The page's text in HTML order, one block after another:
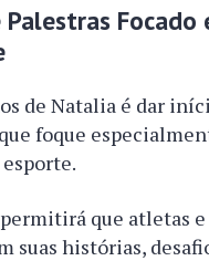
Focado
de Natalia é dar
foque
que atletas
suas histórias,